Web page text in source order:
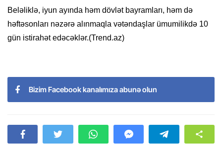
Beləliklə, iyun ayında həm dövlət bayramları, həm də
həftəsonları nəzərə alınmaqla vətəndaşlar ümumilikdə 10
gün istirahət edəcəklər.(Trend.az)
Bizim Facebook kanalımıza abunə olun